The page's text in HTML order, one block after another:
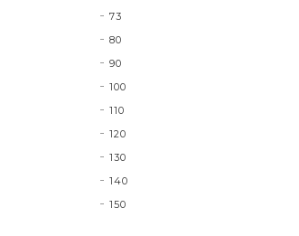
73
80
90
100
110
120
130
140
150